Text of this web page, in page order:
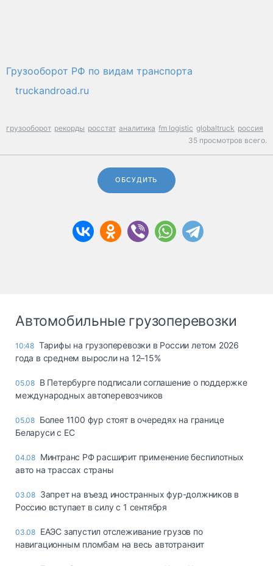
Грузооборот РФ по видам транспорта
truckandroad.ru
грузооборот рекорды росстат аналитика fm logistic globaltruck россия
35 просмотров всего.
ОБСУДИТЬ
Автомобильные грузоперевозки
10:48 Тарифы на грузоперевозки в России летом 2026
года в среднем выросли на 12–15%
05.08 В Петербурге подписали соглашение о поддержке
международных автоперевозчиков
05.08 Более 1100 фур стоят в очередях на границе
Беларуси с ЕС
04.08 Минтранс РФ расширит применение беспилотных
авто на трассах страны
03.08 Запрет на въезд иностранных фур-должников в
Россию вступает в силу с 1 сентября
03.08 ЕАЭС запустил отслеживание грузов по
навигационным пломбам на весь автотранзит